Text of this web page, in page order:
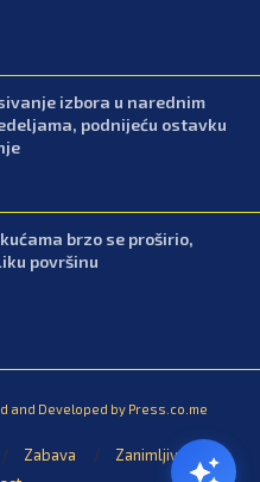
izbora u narednim
podnijeću ostavku
brzo se proširio,
površinu
and Developed by Press.co.me
Zabava
Zanimljivosti